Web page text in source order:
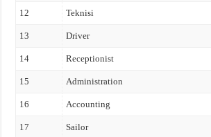
12 Teknisi
13 Driver
14 Receptionist
15 Administration
16 Accounting
17 Sailor